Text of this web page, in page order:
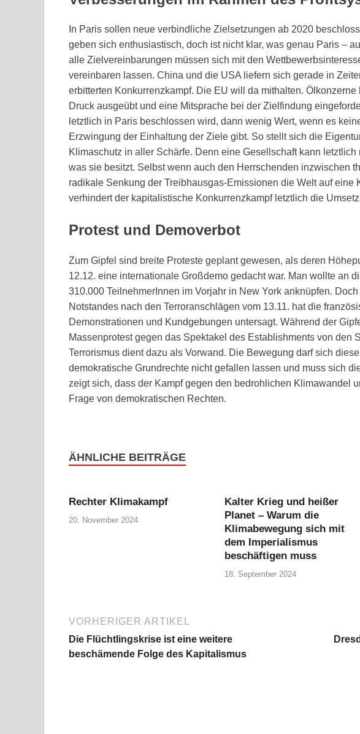
In Paris sollen neue verbindliche Zielsetzungen ab 2020
geben sich enthusiastisch, doch ist nicht klar, was genau Paris –
alle Zielvereinbarungen müssen sich mit den
vereinbaren lassen. China und die USA liefern sich gerade in
erbitterten Konkurrenzkampf. Die EU will da mithalten.
Druck ausgeübt und eine Mitsprache bei der Zielfindung
letztlich in Paris beschlossen wird, dann wenig Wert, wenn es
Erzwingung der Einhaltung der Ziele gibt. So stellt sich die
Klimaschutz in aller Schärfe. Denn eine Gesellschaft kann
was sie besitzt. Selbst wenn auch den Herrschenden inzwischen
radikale Senkung der Treibhausgas-Emissionen die Welt auf eine
verhindert der kapitalistische Konkurrenzkampf letztlich die
Protest und Demoverbot
Zum Gipfel sind breite Proteste geplant gewesen, als deren
12.12. eine internationale Großdemo gedacht war. Man wollte an
310.000 TeilnehmerInnen im Vorjahr in New York anknüpfen.
Notstandes nach den Terroranschlägen vom 13.11. hat die
Demonstrationen und Kundgebungen untersagt. Während der
Massenprotest gegen das Spektakel des Establishments von den
Terrorismus dient dazu als Vorwand. Die Bewegung darf sich
demokratische Grundrechte nicht gefallen lassen und muss sich
zeigt sich, dass der Kampf gegen den bedrohlichen Klimawandel
Frage von demokratischen Rechten.
ÄHNLICHE BEITRÄGE
Rechter Klimakampf
20. November 2024
Kalter Krieg und heißer
Planet – Warum die
Klimabewegung sich mit
dem Imperialismus
beschäftigen muss
18. September 2024
VORHERIGER ARTIKEL
Die Flüchtlingskrise ist eine weitere
beschämende Folge des Kapitalismus